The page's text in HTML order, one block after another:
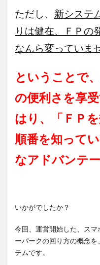
ただし、 新システ
りは健在、ＦＰの
なんら変っていま
ということで
の便利さを享
はり、「ＦＰ
順番を知って
なアドバンテ
いかがでしたか？
今回、運営開始した、ス
ーパークの回り方の概念
テムです。